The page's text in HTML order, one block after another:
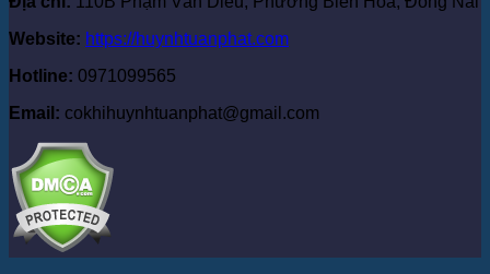
Website: https://huynhtuanphat.com
Hotline: 0971099565
Email: cokhihuynhtuanphat@gmail.com